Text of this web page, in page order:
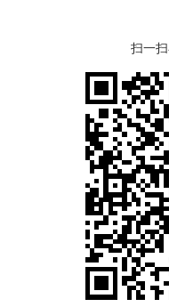
扫一